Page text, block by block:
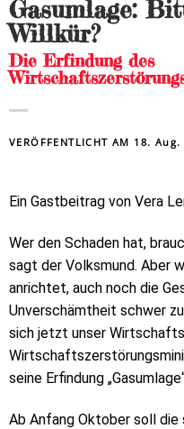
Gasumlage:
Willkür?
Die Erfindung des
VERÖFFENTLICHT AM 18. Aug.
Ein Gastbeitrag von Vera
Wer den Schaden hat,
sagt der Volksmund. Aber
anrichtet, auch noch die
Unverschämtheit schwer
sich jetzt unser
seine Erfindung
Ab Anfang Oktober soll die